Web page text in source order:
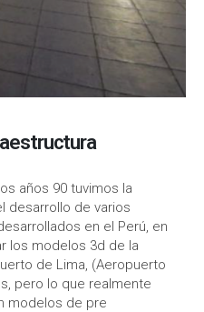
años 90 tuvimos la
desarrollo de varios
en el Perú, en
los modelos 3d de la
de Lima, (Aeropuerto
pero lo que realmente
modelos de pre